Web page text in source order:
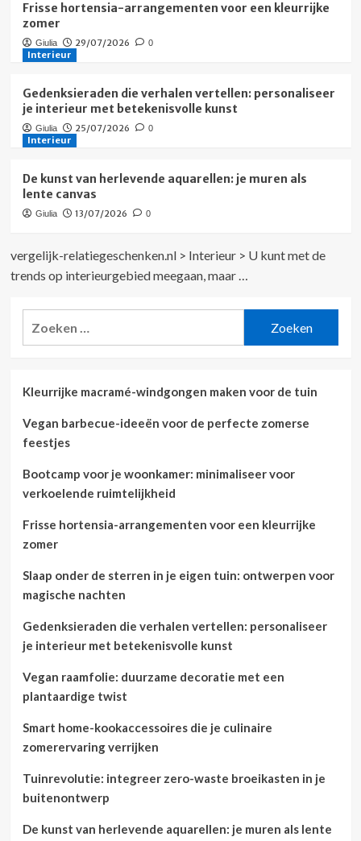
Frisse hortensia-arrangementen voor een kleurrijke
zomer
Giulia 29/07/2026 0
Interieur
Gedenksieraden die verhalen vertellen: personaliseer
je interieur met betekenisvolle kunst
Giulia 25/07/2026 0
Interieur
De kunst van herlevende aquarellen: je muren als
lente canvas
Giulia 13/07/2026 0
vergelijk-relatiegeschenken.nl> Interieur> U kunt met de
trends op interieurgebied meegaan, maar …
Kleurrijke macramé-windgongen maken voor de tuin
Vegan barbecue-ideeën voor de perfecte zomerse
feestjes
Bootcamp voor je woonkamer: minimaliseer voor
verkoelende ruimtelijkheid
Frisse hortensia-arrangementen voor een kleurrijke
zomer
Slaap onder de sterren in je eigen tuin: ontwerpen voor
magische nachten
Gedenksieraden die verhalen vertellen: personaliseer
je interieur met betekenisvolle kunst
Vegan raamfolie: duurzame decoratie met een
plantaardige twist
Smart home-kookaccessoires die je culinaire
zomerervaring verrijken
Tuinrevolutie: integreer zero-waste broeikasten in je
buitenontwerp
De kunst van herlevende aquarellen: je muren als lente